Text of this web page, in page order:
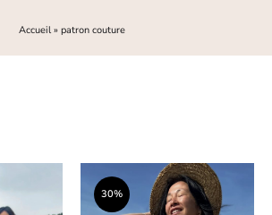
Accueil» patron couture
30%